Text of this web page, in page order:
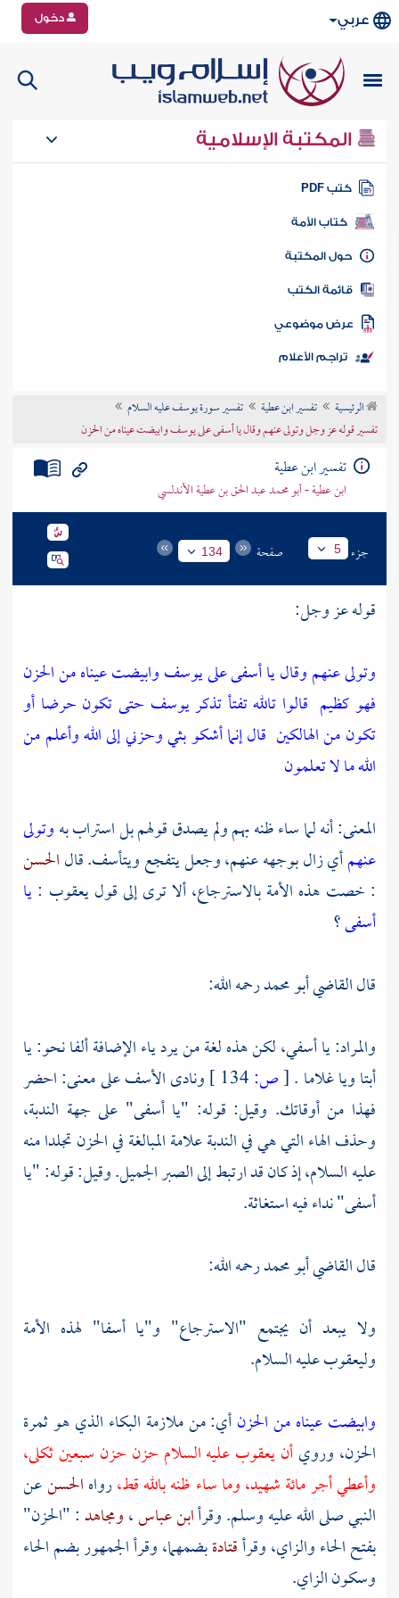
عربي دخول
المكتبة الإسلامية
كتب PDF
كتاب الأمة
المكتبة
الكتب
موضوعي
تراجم الأعلام
الرئيسية تفسير ابن عطية
تفسير سورة يوسف عليه السلام
تفسير قوله عز وجل وتولى عنهم وقال يا أسفى على يوسف وابيضت عيناه من الحزن
تفسير ابن عطية
ابن عطية - أبو محمد عبد الحق بن عطية الأندلسي
جزء 5 صفحة 134
قوله عز وجل:
وتولى عنهم وقال يا أسفى على يوسف وابيضت عيناه من الحزن
فهو كظيم قالوا تالله تفتأ تذكر يوسف حتى تكون حرضا أو
تكون من الهالكين قال إنما أشكو بثي وحزني إلى الله وأعلم من
الله ما لا تعلمون
المعنى: أنه لما ساء ظنه بهم ولم يصدق قولهم بل استراب بهوتولى
عنهمأي زال بوجهه عنهم، وجعل يتفجع ويتأسف. قالالحسن
: خصت هذه الأمة بالاسترجاع، ألا ترى إلى قوليعقوب :يا
أسفى؟
قالالقاضي أبو محمدرحمه الله:
والمراد: يا أسفي، لكن هذه لغة من يرد ياء الإضافة ألفا نحو: يا
أبتا ويا غلاما .[ص:
ونادى الأسف على معنى: احضر
فهذا من أوقاتك. وقيل: قوله: "يا أسفى" على جهة الندبة،
وحذف الهاء التي هي في الندبة علامة المبالغة في الحزن تجلدا منه
عليه السلام، إذ كان قد ارتبط إلى الصبر الجميل. وقيل: قوله: "يا
أسفى" نداء فيه استغاثة.
قالالقاضي أبو محمدرحمه الله:
ولا يبعد أن يجتمع "الاسترجاع" و"يا أسفا" لهذه الأمة
وليعقوبعليه السلام.
وابيضت عيناه من الحزنأي: من ملازمة البكاء الذي هو ثمرة
الحزن، ورويأنيعقوبعليه السلام حزن حزن سبعين ثكلى،
وأعطي أجر مائة شهيد، وما ساء ظنه بالله قط،رواهالحسنعن
النبي صلى الله عليه وسلم. وقرأابن عباس،ومجاهد: "الحزن"
بفتح الحاء والزاي، وقرأقتادةبضمهما، وقرأ الجمهور بضم الحاء
وسكون الزاي.